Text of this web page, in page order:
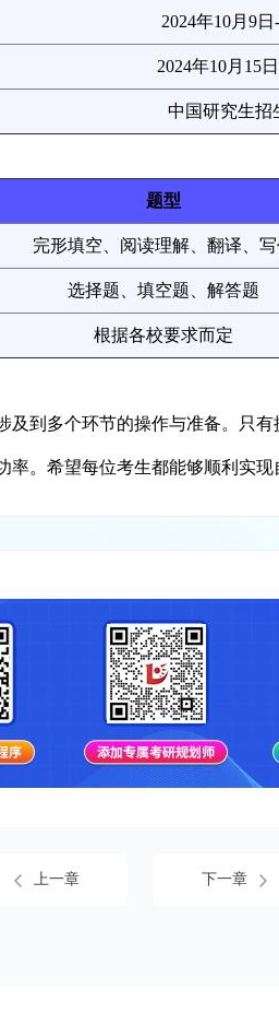
2024年10月9日
2024年10月15
中国研究生招
题型
完形填空、阅读理解、翻译、
选择题、填空题、解答题
根据各校要求而定
及到多个环节的操作与准备。只
率。希望每位考生都能够顺利实现
上一章 下一章